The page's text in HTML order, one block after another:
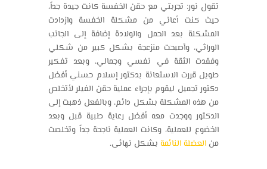
تقول نور: تجربتي مع حقن الخفسة كانت جيدة جداً،
حيث كنت أعاني من مشكلة الخفسة وازدادت
المشكلة بعد الحمل والولادة إضافة إلى الجانب
الوراثي، وأصبحت منزعجة بشكل كبير من شكلي
وفقدت الثقة في نفسي وجمالي، وبعد تفكير
طويل قررت الاستعانة بدكتور إسلام حسني أفضل
دكتور تجميل ليقوم بإجراء عملية حقن الفيلر لأتخلص
من هذه المشكلة بشكل دائم، وبالفعل ذهبت إلى
الدكتور ووجدت معه أفضل رعاية طبية قبل وبعد
الخضوع للعملية، وكانت العملية ناجحة جداً وتخلصت
من العضلة النائمة بشكل نهائى.